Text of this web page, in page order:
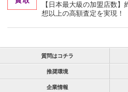
【日本最大級の加盟店数
想以上の高額査定を実現！
質問はコチラ
推奨環境
企業情報